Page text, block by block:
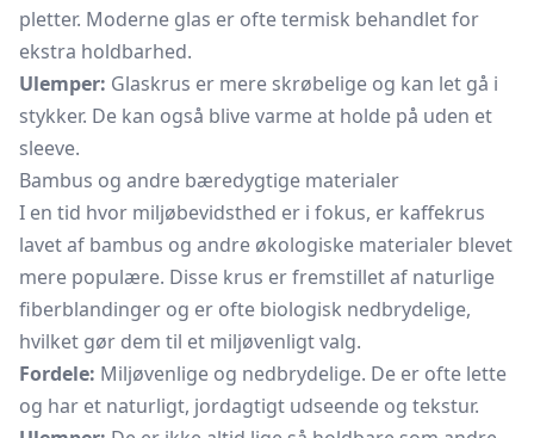
pletter. Moderne glas er ofte termisk behandlet for
ekstra holdbarhed.
Ulemper: Glaskrus er mere skrøbelige og kan let gå i
stykker. De kan også blive varme at holde på uden et
sleeve.
Bambus og andre bæredygtige materialer
I en tid hvor miljøbevidsthed er i fokus, er kaffekrus
lavet af bambus og andre økologiske materialer blevet
mere populære. Disse krus er fremstillet af naturlige
fiberblandinger og er ofte biologisk nedbrydelige,
hvilket gør dem til et miljøvenligt valg.
Fordele: Miljøvenlige og nedbrydelige. De er ofte lette
og har et naturligt, jordagtigt udseende og tekstur.